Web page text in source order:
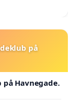
på
Havnegade.